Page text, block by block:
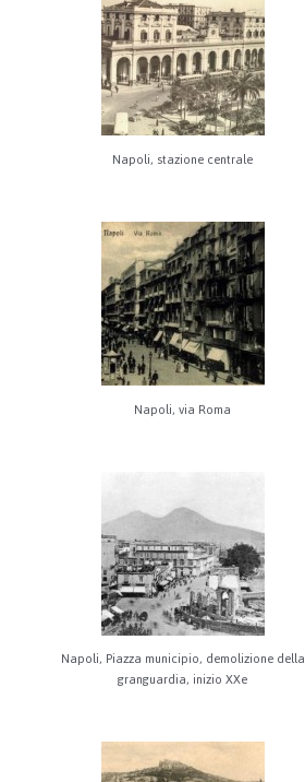
Napoli, stazione centrale
Napoli, via Roma
Napoli, Piazza municipio, demolizione della
granguardia, inizio XXe